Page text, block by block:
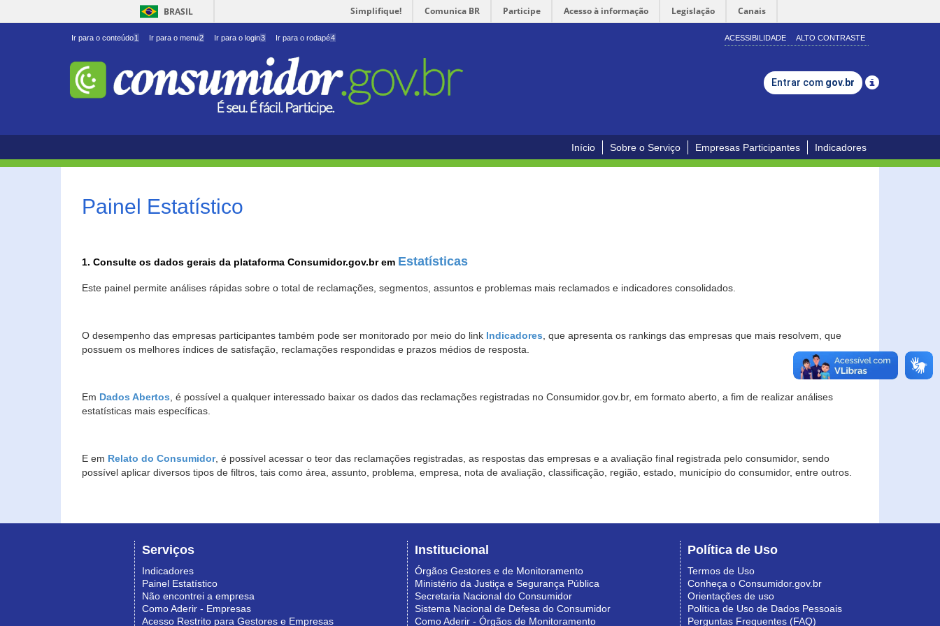
BRASIL Simplifique! Comunica BR Participe Acesso à informação Legislação Canais
Ir para o conteúdo1 Ir para o menu2 Ir para o login3 Ir para o rodapé4 ACESSIBILIDADE ALTO CONTRASTE
Entrar com gov.br
Início Sobre o Serviço Empresas Participantes Indicadores
Painel Estatístico
1. Consulte os dados gerais da plataforma Consumidor.gov.br em Estatísticas
Este painel permite análises rápidas sobre o total de reclamações, segmentos, assuntos e problemas mais reclamados e indicadores consolidados.
O desempenho das empresas participantes também pode ser monitorado por meio do link Indicadores, que apresenta os rankings das empresas que mais resolvem, que
possuem os melhores índices de satisfação, reclamações respondidas e prazos médios de resposta.
Em Dados Abertos, é possível a qualquer interessado baixar os dados das reclamações registradas no Consumidor.gov.br, em formato aberto, a fim de realizar análises
estatísticas mais específicas.
E em Relato do Consumidor, é possível acessar o teor das reclamações registradas, as respostas das empresas e a avaliação final registrada pelo consumidor, sendo
possível aplicar diversos tipos de filtros, tais como área, assunto, problema, empresa, nota de avaliação, classificação, região, estado, município do consumidor, entre outros.
Serviços
Indicadores
Painel Estatístico
Não encontrei a empresa
Como Aderir - Empresas
Acesso Restrito para Gestores e Empresas
Institucional
Órgãos Gestores e de Monitoramento
Ministério da Justiça e Segurança Pública
Secretaria Nacional do Consumidor
Sistema Nacional de Defesa do Consumidor
Como Aderir - Órgãos de Monitoramento
Política de Uso
Termos de Uso
Conheça o Consumidor.gov.br
Orientações de uso
Política de Uso de Dados Pessoais
Perguntas Frequentes (FAQ)